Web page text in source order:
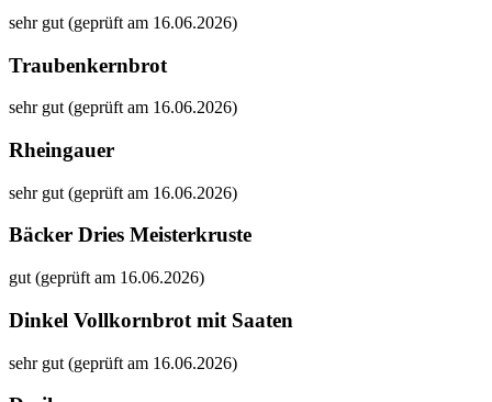
sehr gut (geprüft am 16.06.2026)
Traubenkernbrot
sehr gut (geprüft am 16.06.2026)
Rheingauer
sehr gut (geprüft am 16.06.2026)
Bäcker Dries Meisterkruste
gut (geprüft am 16.06.2026)
Dinkel Vollkornbrot mit Saaten
sehr gut (geprüft am 16.06.2026)